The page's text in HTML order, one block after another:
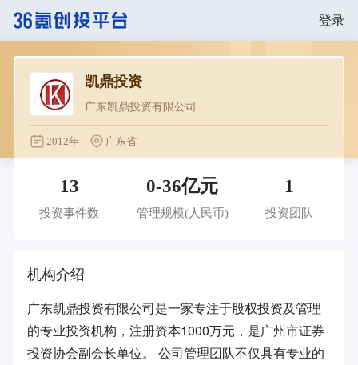
登录
凯鼎投资
广东凯鼎投资有限公司
2012年 广东省
13
投资事件数
0-36亿元
管理规模(人民币)
1
投资团队
机构介绍
广东凯鼎投资有限公司是一家专注于股权投资及管理
的专业投资机构，注册资本1000万元，是广州市证券
投资协会副会长单位。 公司管理团队不仅具有专业的